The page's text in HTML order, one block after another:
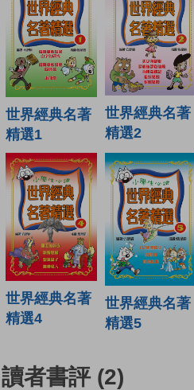
世界經典名著
精選1
世界經典名著
精選2
世界經典名著
精選4
世界經典名著
精選5
讀者書評 (2)